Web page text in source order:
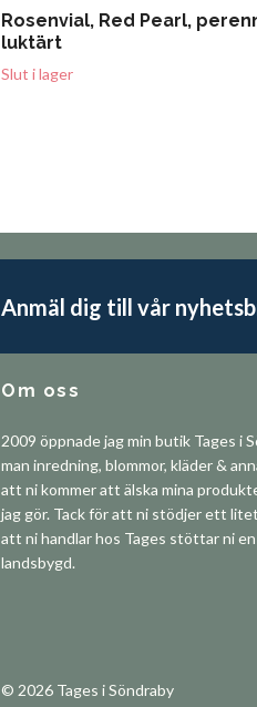
Rosenvial, Red Pearl,
luktärt
Slut i lager
Anmäl dig till vår
Om oss
2009 öppnade jag min butik Tages i
man inredning, blommor, kläder &
att ni kommer att älska mina
jag gör. Tack för att ni stödjer ett
att ni handlar hos Tages stöttar ni
landsbygd.
© 2026 Tages i Söndraby